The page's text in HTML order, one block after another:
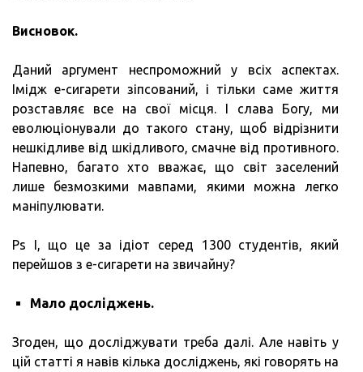
Висновок.
Даний аргумент неспроможний у всіх аспектах.
Імідж е-сигарети зіпсований, і тільки саме життя
розставляє все на свої місця. І слава Богу, ми
еволюціонували до такого стану, щоб відрізнити
нешкідливе від шкідливого, смачне від противного.
Напевно, багато хто вважає, що світ заселений
лише безмозкими мавпами, якими можна легко
маніпулювати.
Ps І, що це за ідіот серед 1300 студентів, який
перейшов з е-сигарети на звичайну?
Мало досліджень.
Згоден, що досліджувати треба далі. Але навіть у
цій статті я навів кілька досліджень, які говорять на